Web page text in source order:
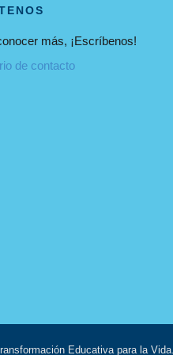
más, ¡Escríbenos!
de contacto
Educativa para la Vida.